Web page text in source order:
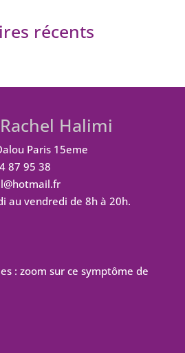
récents
Halimi
Paris 15eme
87 95 38
au vendredi de 8h à 20h.
: zoom sur ce symptôme de